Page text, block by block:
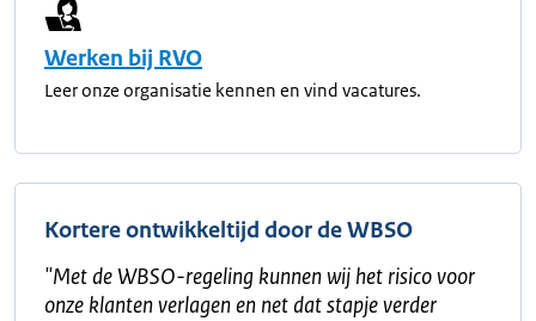
Werken bij RVO
Leer onze organisatie kennen en vind vacatures.
Kortere ontwikkeltijd door de WBSO
"Met de WBSO-regeling kunnen wij het risico voor
onze klanten verlagen en net dat stapje verder